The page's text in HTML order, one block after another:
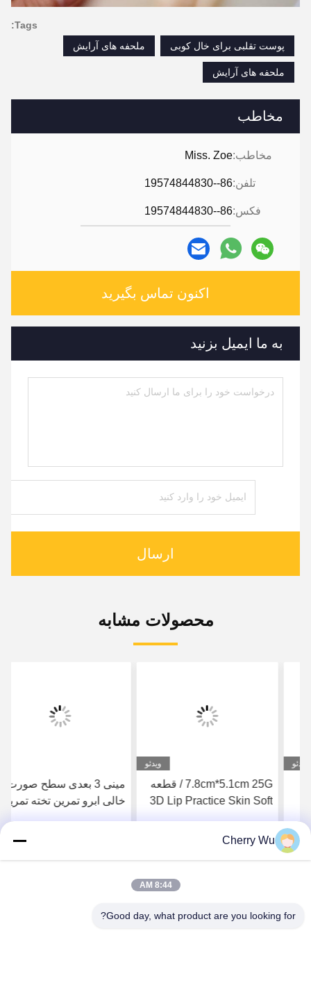
مخاطب
مخاطب:Miss. Zoe
تلفن:86--19574844830
فکس:86--19574844830
اکنون تماس بگیرید
به ما ایمیل بزنید
ارسال
Tags:
پوست تقلبی برای خال کوبی
ملحفه های آرایش
ملحفه های آرایش
محصولات مشابه
7.8cm*5.1cm 25G / قطعه
3D Lip Practice Skin Soft
بهترین قیمت را دریافت
مینی 3 بعدی سطح صورت
خالی ابرو تمرین تخته تمرین
Cherry Wu
8:44 AM
Good day, what product are you looking for?